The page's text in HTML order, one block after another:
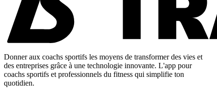
Donner aux coachs sportifs les moyens de transformer des vies et
des entreprises grâce à une technologie innovante. L'app pour
coachs sportifs et professionnels du fitness qui simplifie ton
quotidien.